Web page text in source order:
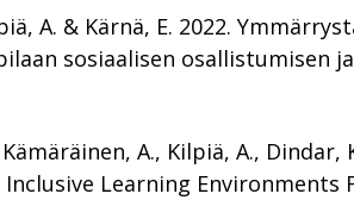
A. & Kärnä, E. 2022.
sosiaalisen osallistumisen
A., Kilpiä, A., Dindar,
Inclusive Learning